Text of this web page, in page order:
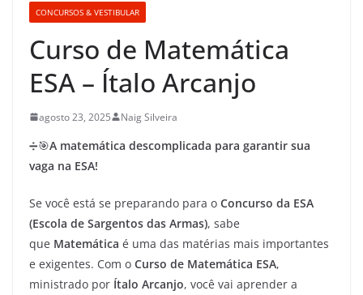
CONCURSOS & VESTIBULAR
Curso de Matemática
ESA – Ítalo Arcanjo
agosto 23, 2025 Naig Silveira
➗🎯A matemática descomplicada para garantir sua
vaga na ESA!
Se você está se preparando para o Concurso da ESA
(Escola de Sargentos das Armas), sabe
que Matemática é uma das matérias mais importantes
e exigentes. Com o Curso de Matemática ESA,
ministrado por Ítalo Arcanjo, você vai aprender a